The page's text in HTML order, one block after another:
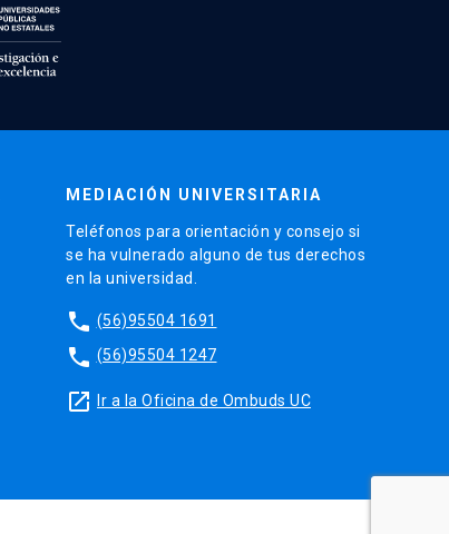
MEDIACIÓN UNIVERSITARIA
Teléfonos para orientación y consejo si
se ha vulnerado alguno de tus derechos
en la universidad.
phone (56)95504 1691
phone (56)95504 1247
launch Ir a la Oficina de Ombuds UC